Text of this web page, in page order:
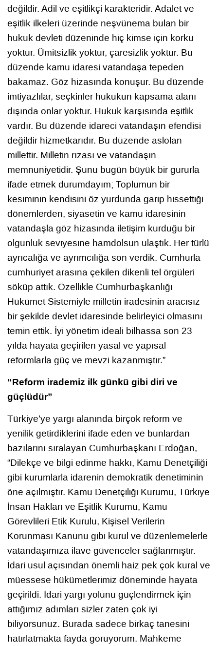
değildir. Adil ve eşitlikçi karakteridir. Adalet ve
eşitlik ilkeleri üzerinde neşvünema bulan bir
hukuk devleti düzeninde hiç kimse için korku
yoktur. Ümitsizlik yoktur, çaresizlik yoktur. Bu
düzende kamu idaresi vatandaşa tepeden
bakamaz. Göz hizasında konuşur. Bu düzende
imtiyazlılar, seçkinler hukukun kapsama alanı
dışında onlar yoktur. Hukuk karşısında eşitlik
vardır. Bu düzende idareci vatandaşın efendisi
değildir hizmetkarıdır. Bu düzende aslolan
millettir. Milletin rızası ve vatandaşın
memnuniyetidir. Şunu bugün büyük bir gururla
ifade etmek durumdayım; Toplumun bir
kesiminin kendisini öz yurdunda garip hissettiği
dönemlerden, siyasetin ve kamu idaresinin
vatandaşla göz hizasında iletişim kurduğu bir
olgunluk seviyesine hamdolsun ulaştık. Her türlü
ayrıcalığa ve ayrımcılığa son verdik. Cumhurla
cumhuriyet arasına çekilen dikenli tel örgüleri
söküp attık. Özellikle Cumhurbaşkanlığı
Hükümet Sistemiyle milletin iradesinin aracısız
bir şekilde devlet idaresinde belirleyici olmasını
temin ettik. İyi yönetim ideali bilhassa son 23
yılda hayata geçirilen yasal ve yapısal
reformlarla güç ve mevzi kazanmıştır.”
“Reform irademiz ilk günkü gibi diri ve
güçlüdür”
Türkiye’ye yargı alanında birçok reform ve
yenilik getirdiklerini ifade eden ve bunlardan
bazılarını sıralayan Cumhurbaşkanı Erdoğan,
“Dilekçe ve bilgi edinme hakkı, Kamu Denetçiliği
gibi kurumlarla idarenin demokratik denetiminin
öne açılmıştır. Kamu Denetçiliği Kurumu, Türkiye
İnsan Hakları ve Eşitlik Kurumu, Kamu
Görevlileri Etik Kurulu, Kişisel Verilerin
Korunması Kanunu gibi kurul ve düzenlemelerle
vatandaşımıza ilave güvenceler sağlanmıştır.
İdari usul açısından önemli haiz pek çok kural ve
müessese hükümetlerimiz döneminde hayata
geçirildi. İdari yargı yolunu güçlendirmek için
attığımız adımları sizler zaten çok iyi
biliyorsunuz. Burada sadece birkaç tanesini
hatırlatmakta fayda görüyorum. Mahkeme